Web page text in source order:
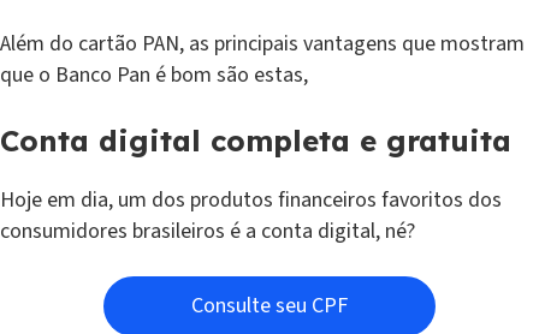
Além do cartão PAN, as principais vantagens que mostram
que o Banco Pan é bom são estas,
Conta digital completa e gratuita
Hoje em dia, um dos produtos financeiros favoritos dos
consumidores brasileiros é a conta digital, né?
Consulte seu CPF